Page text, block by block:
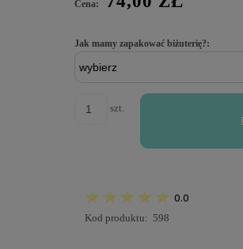
Cena:
Jak mamy zapakować biżuterię?:
szt.
0.0
Kod produktu: 598